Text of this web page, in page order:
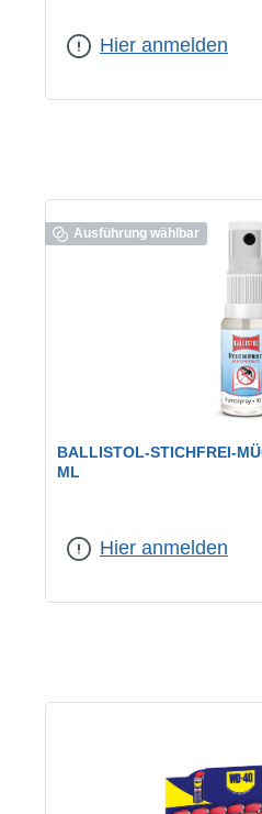
Hier anmelden
Ausführung wählbar
BALLISTOL-STICHFREI-
ML
Hier anmelden